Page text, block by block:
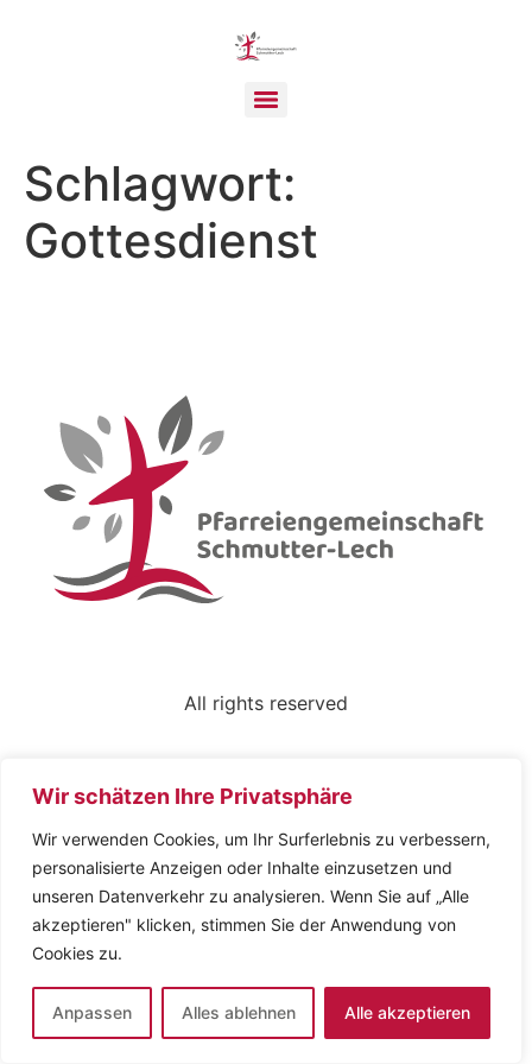
Wir schätzen Ihre Privatsphäre
Wir verwenden Cookies, um Ihr Surferlebnis zu verbessern,
personalisierte Anzeigen oder Inhalte einzusetzen und
unseren Datenverkehr zu analysieren. Wenn Sie auf „Alle
akzeptieren" klicken, stimmen Sie der Anwendung von
Cookies zu.
Anpassen Alles ablehnen Alle akzeptieren
Schlagwort:
Gottesdienst
All rights reserved